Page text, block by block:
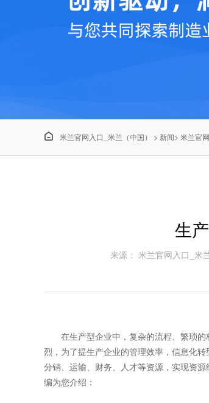
 米兰官网入口_米兰（中国） > 新闻> 米兰官
生
来源： 米兰官网入口_米
在生产型企业中，复杂的流程、繁琐的
烈，为了提生产企业的管理效率，信息化
分销、运输、财务、人才等资源，实现资
编为您介绍：